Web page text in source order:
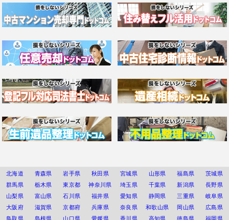
北海道 青森県 岩手県 秋田県 宮城県 山形県 福島県
茨城県
群馬県
栃木県 東京都 神奈川県 埼玉県 千葉県 新潟県
長野県
山梨県
富山県 石川県 福井県 愛知県 静岡県 三重県
岐阜県
大阪府
滋賀県 京都府 兵庫県 奈良県 和歌山県 岡山県
広島県
鳥取県
島根県 山口県 愛媛県 香川県 高知県 徳島県 福岡県